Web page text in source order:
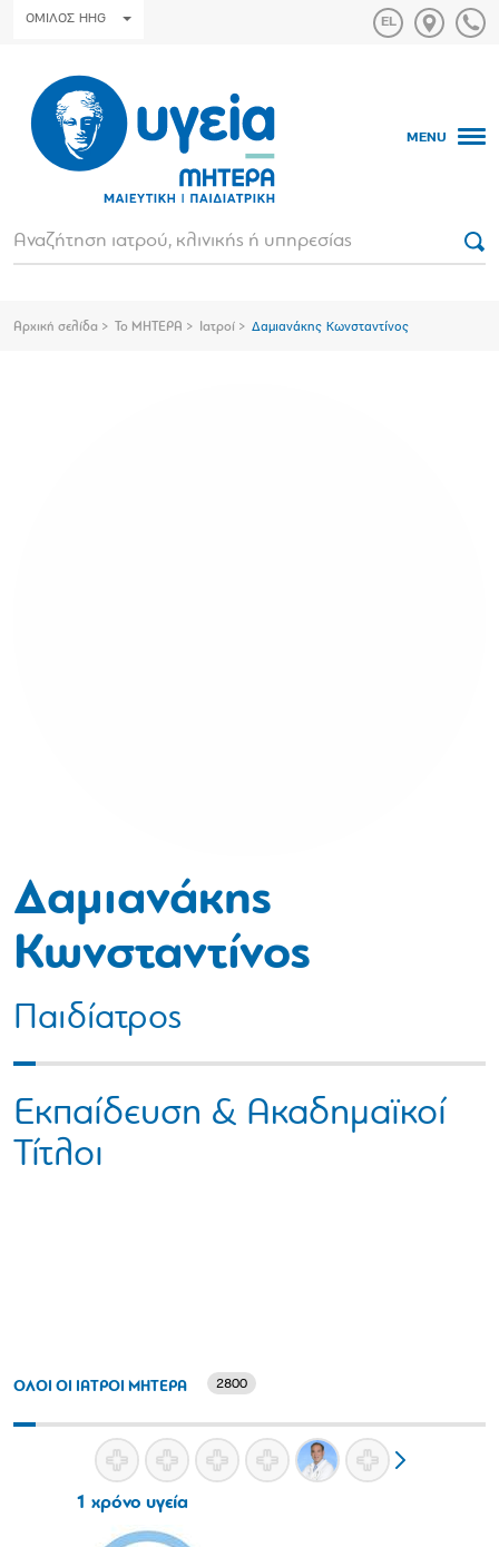
ΟΜΙΛΟΣ HHG
MENU
Αρχική σελίδα Το ΜΗΤΕΡΑ Ιατροί Δαμιανάκης Κωνσταντίνος
Δαμιανάκης
Κωνσταντίνος
Παιδίατρος
Εκπαίδευση & Ακαδημαϊκοί
Τίτλοι
ΟΛΟΙ ΟΙ ΙΑΤΡΟΙ ΜΗΤΕΡΑ 2800
1 χρόνο υγεία